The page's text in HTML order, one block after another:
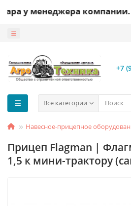
у менеджера компании.
+7
Все категории
Навесное-прицепное
Прицеп Flagman |
1,5 к мини-трактору